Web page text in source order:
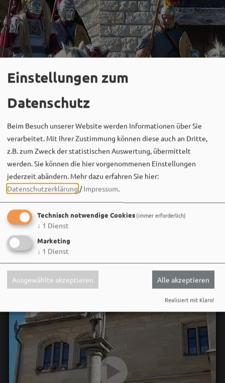
Social Media
Einstellungen zum
Datenschutz
Beim Besuch unserer Website werden Informationen über Sie
verarbeitet. Mit Ihrer Zustimmung können diese auch an Dritte,
z.B. zum Zweck der statistischen Auswertung, übermittelt
werden. Sie können die hier vorgenommenen Einstellungen
jederzeit abändern. Mehr dazu erfahren Sie hier:
Datenschutzerklärung /Impressum.
Technisch notwendige Cookies(immer erforderlich)
↓ 1 Dienst
Marketing
↓ 1 Dienst
Ausgewählte akzeptieren Alle akzeptieren
Realisiert mit Klaro!